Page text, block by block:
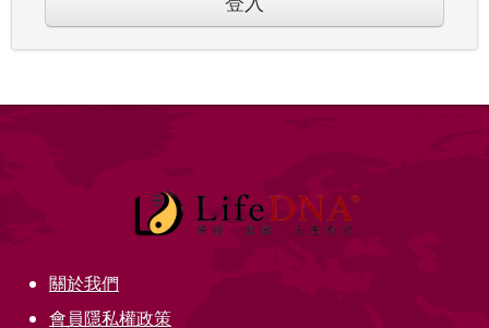
關於我們
會員隱私權政策